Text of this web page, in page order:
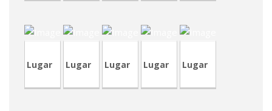
Lugar Lugar Lugar Lugar Lugar